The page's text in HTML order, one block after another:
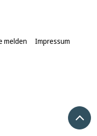
melden Impressum